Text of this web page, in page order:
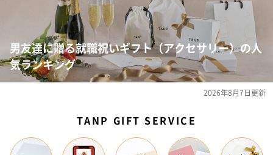
男友達に贈る就職祝いギフト（アクセサリー）の人
気ランキング
2026年8月7日更新
TANP GIFT SERVICE